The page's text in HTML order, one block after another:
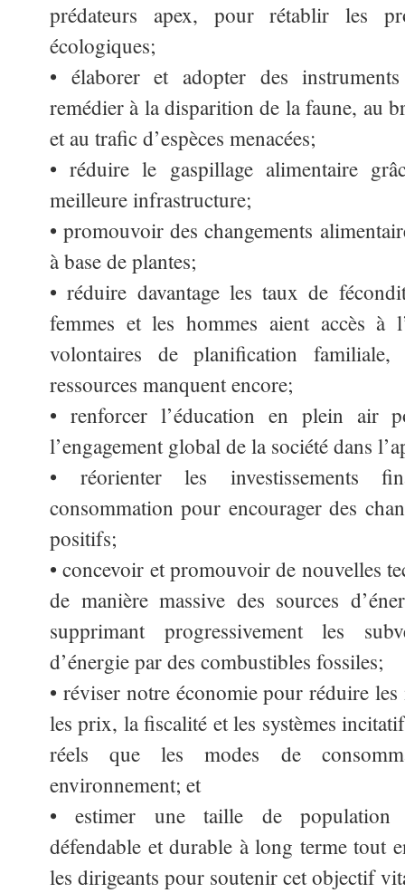
prédateurs apex, pour rétablir les
écologiques;
• élaborer et adopter des
remédier à la disparition de la faune, au
et au trafic d’espèces menacées;
• réduire le gaspillage alimentaire
meilleure infrastructure;
• promouvoir des changements
à base de plantes;
• réduire davantage les taux de
femmes et les hommes aient accès à
volontaires de planification
ressources manquent encore;
• renforcer l’éducation en plein air
l’engagement global de la société dans
• réorienter les investissements
consommation pour encourager des
positifs;
• concevoir et promouvoir de nouvelles
de manière massive des sources
supprimant progressivement les
d’énergie par des combustibles fossiles;
• réviser notre économie pour réduire
les prix, la fiscalité et les systèmes
réels que les modes de
environnement; et
• estimer une taille de population
défendable et durable à long terme tout
les dirigeants pour soutenir cet objectif